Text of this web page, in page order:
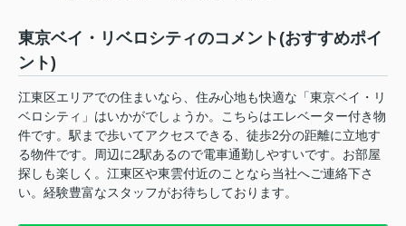
東京ベイ・リベロシティのコメント(おすすめポイ
ント)
江東区エリアでの住まいなら、住み心地も快適な「東京ベイ・リ
ベロシティ」はいかがでしょうか。こちらはエレベーター付き物
件です。駅まで歩いてアクセスできる、徒歩2分の距離に立地す
る物件です。周辺に2駅あるので電車通勤しやすいです。お部屋
探しも楽しく。江東区や東雲付近のことなら当社へご連絡下さ
い。経験豊富なスタッフがお待ちしております。